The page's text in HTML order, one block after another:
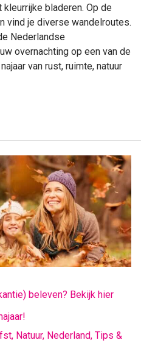
bladeren. Op de
vind je diverse wandelroutes.
Nederlandse
overnachting op een van de
van rust, ruimte, natuur
beleven? Bekijk hier
, Natuur, Nederland, Tips &